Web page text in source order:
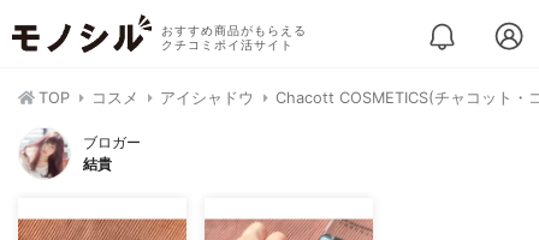
おすすめ商品がもらえる
クチコミポイ活サイト
TOP コスメ アイシャドウ Chacott COSMETICS(チャコット・
ブロガー
結貴